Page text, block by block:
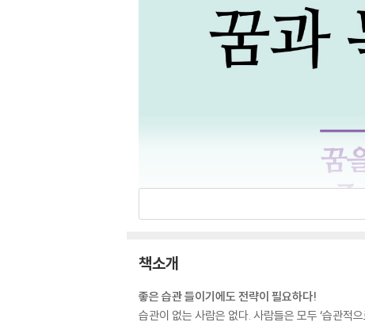
책소개
좋은 습관 들이기에도 전략이 필요하다!
습관이 없는 사람은 없다. 사람들은 모두 ‘습관적